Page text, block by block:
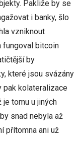
Pakliže by se
i banky, šlo
vzniknout
fungoval bitcoin
by
které jsou svázány
pak kolateralizace
je tomu u jiných
snad nebyla až
přítomna ani už